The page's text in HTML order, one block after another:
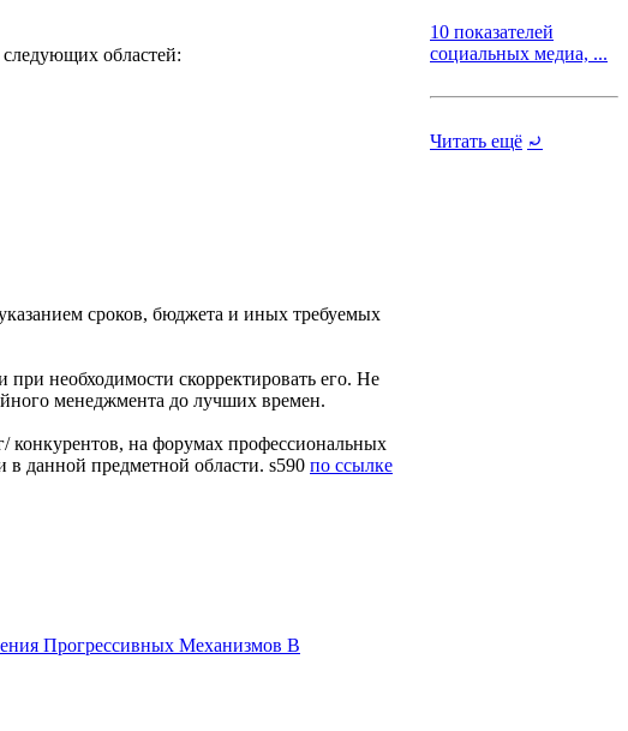
следующих областей:
сроков, бюджета и иных требуемых
необходимости скорректировать его. Не
менеджмента до лучших времен.
конкурентов, на форумах профессиональных
данной предметной области. s590 по ссылке
Прогрессивных Механизмов В
10 показателей
социальных медиа, ...
Читать ещё ⤾